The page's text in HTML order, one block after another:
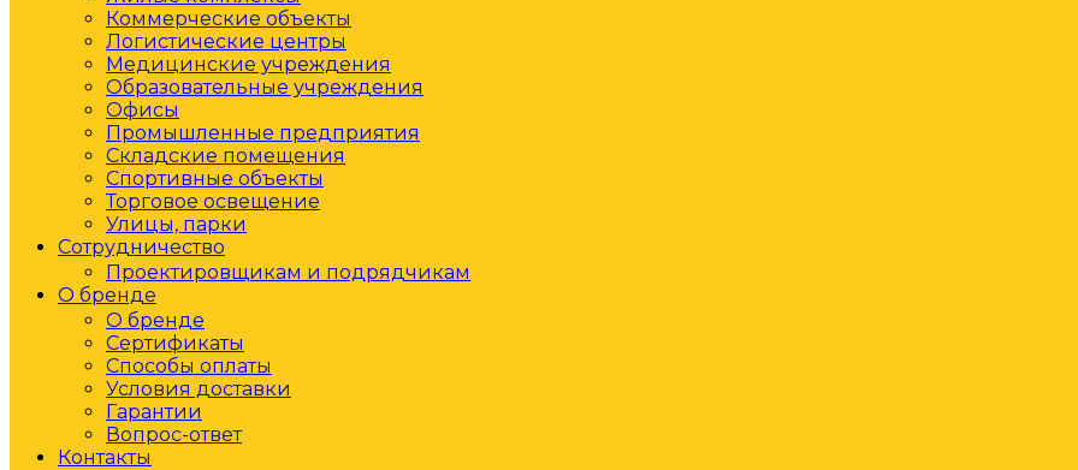
Коммерческие объекты
Логистические центры
Медицинские учреждения
Образовательные учреждения
Офисы
Промышленные предприятия
Складские помещения
Спортивные объекты
Торговое освещение
Улицы, парки
Сотрудничество
Проектировщикам и подрядчикам
О бренде
О бренде
Сертификаты
Способы оплаты
Условия доставки
Гарантии
Вопрос-ответ
Контакты